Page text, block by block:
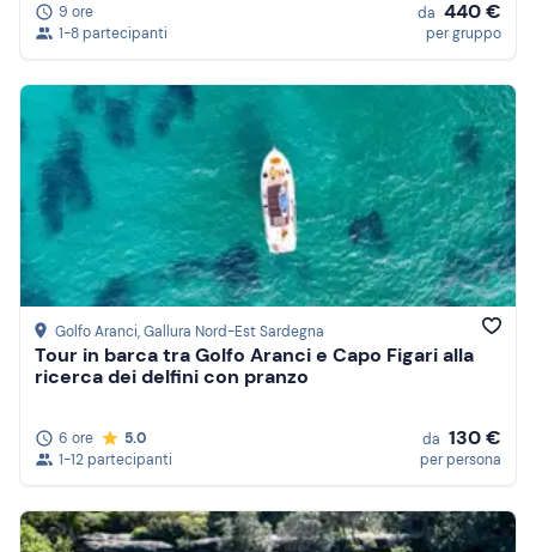
9 ore
1-8 partecipanti
da 440 €
per gruppo
Golfo Aranci, Gallura Nord-Est Sardegna
Tour in barca tra Golfo Aranci e Capo Figari alla
ricerca dei delfini con pranzo
6 ore
5.0
1-12 partecipanti
da 130 €
per persona